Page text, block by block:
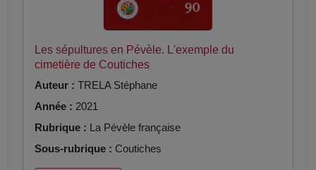
Les sépultures en Pévèle. L'exemple du
cimetière de Coutiches
Auteur : TRELA Stéphane
Année : 2021
Rubrique : La Pévèle française
Sous-rubrique : Coutiches